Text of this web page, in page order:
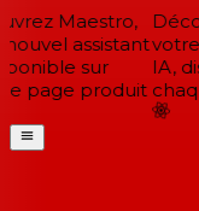
Maestro,
assistant
sur
page produit
votre
IA,